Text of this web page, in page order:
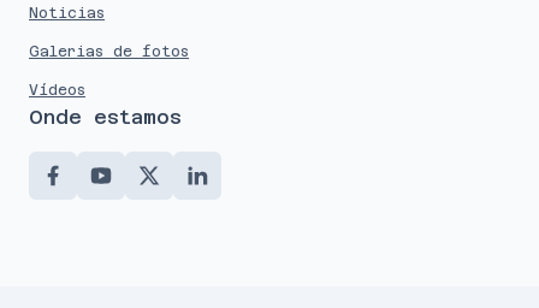
Noticias
Galerias de fotos
Vídeos
Onde estamos